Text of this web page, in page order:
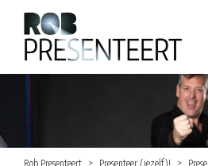
Rob Presenteert Presenteer (jezelf)!